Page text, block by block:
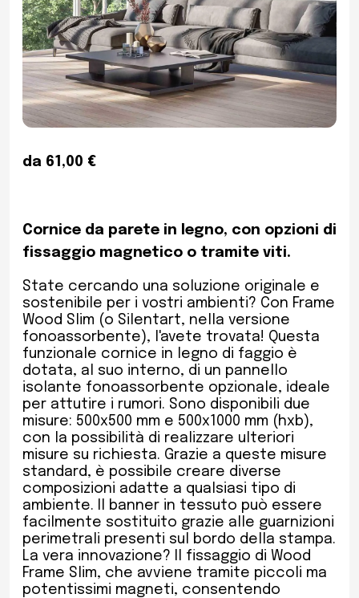
da 61,00 €
Cornice da parete in legno, con opzioni di
fissaggio magnetico o tramite viti.
State cercando una soluzione originale e
sostenibile per i vostri ambienti? Con Frame
Wood Slim (o Silentart, nella versione
fonoassorbente), l'avete trovata! Questa
funzionale cornice in legno di faggio è
dotata, al suo interno, di un pannello
isolante fonoassorbente opzionale, ideale
per attutire i rumori. Sono disponibili due
misure: 500x500 mm e 500x1000 mm (hxb),
con la possibilità di realizzare ulteriori
misure su richiesta. Grazie a queste misure
standard, è possibile creare diverse
composizioni adatte a qualsiasi tipo di
ambiente. Il banner in tessuto può essere
facilmente sostituito grazie alle guarnizioni
perimetrali presenti sul bordo della stampa.
La vera innovazione? Il fissaggio di Wood
Frame Slim, che avviene tramite piccoli ma
potentissimi magneti, consentendo